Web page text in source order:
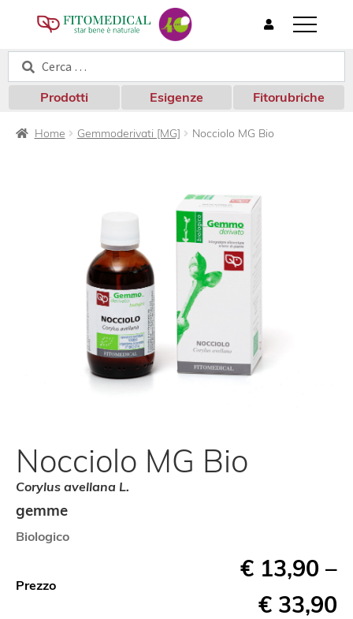
T
o
g
l
e
Cerca:
Cerca
Prodotti Esigenze Fitorubriche
Home Gemmoderivati [MG] Nocciolo MG Bio
Nocciolo MG Bio
Corylus avellana L.
gemme
Biologico
Prezzo
€ 13,90 –
€ 33,90